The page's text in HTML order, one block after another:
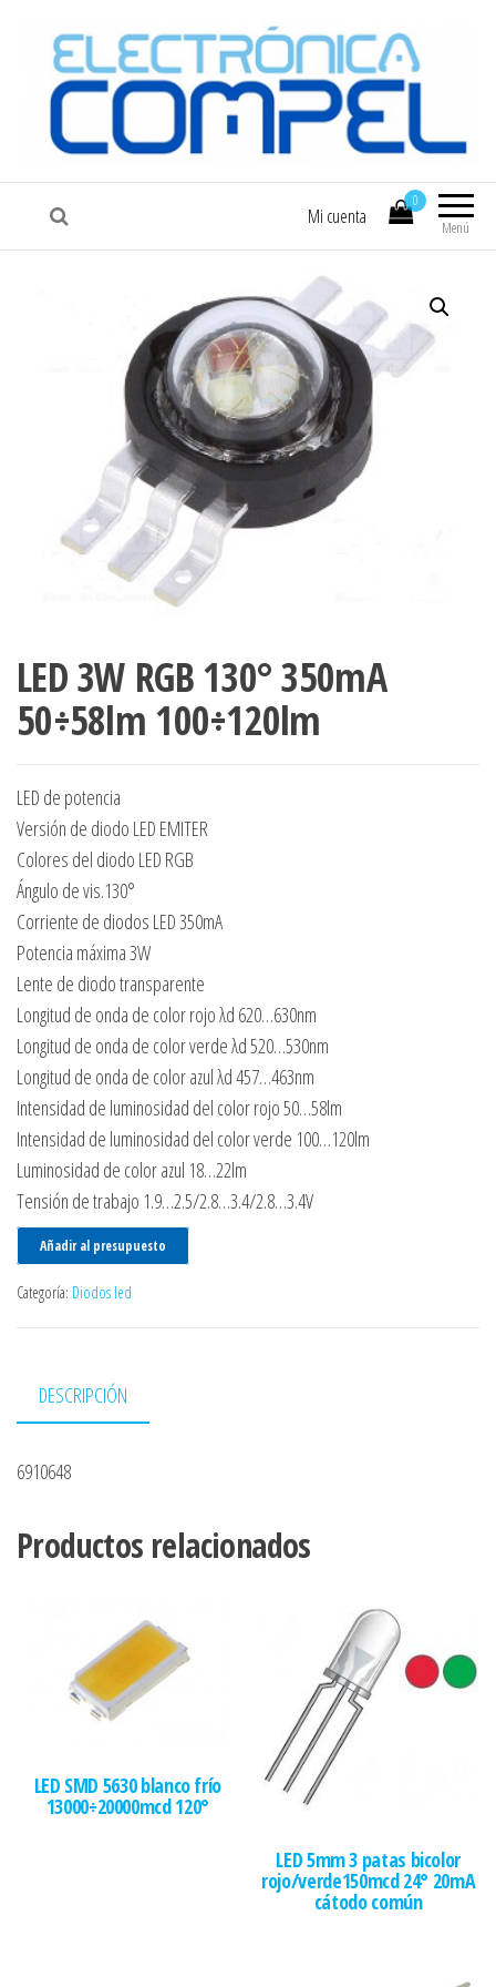
COMPEL Electrónica COMPEL
Menú
0
Mi cuenta
LED 3W RGB 130° 350mA
50÷58lm 100÷120lm
LED de potencia
Versión de diodo LED EMITER
Colores del diodo LED RGB
Ángulo de vis.130°
Corriente de diodos LED 350mA
Potencia máxima 3W
Lente de diodo transparente
Longitud de onda de color rojo λd 620…630nm
Longitud de onda de color verde λd 520…530nm
Longitud de onda de color azul λd 457…463nm
Intensidad de luminosidad del color rojo 50…58lm
Intensidad de luminosidad del color verde 100…120lm
Luminosidad de color azul 18…22lm
Tensión de trabajo 1.9…2.5/2.8…3.4/2.8…3.4V
Añadir al presupuesto
Categoría: Diodos led
DESCRIPCIÓN
6910648
Productos relacionados
LED SMD 5630 blanco frío
13000÷20000mcd 120°
LED 5mm 3 patas bicolor
rojo/verde150mcd 24° 20mA
cátodo común